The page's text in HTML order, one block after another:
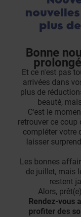
plus
Bonne
Et ce n'est pas
arrivées dans
plus de
beauté,
C'est le
retrouver ce
compléter votre
laisser
Les bonnes
de juillet, mais
restent
Alors,
Rendez-vous
profiter des